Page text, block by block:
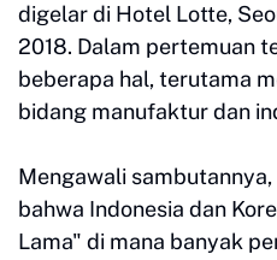
digelar di Hotel Lotte,
2018. Dalam pertemuan
beberapa hal, terutama
bidang manufaktur dan
Mengawali
bahwa Indonesia dan
Lama" di mana banyak